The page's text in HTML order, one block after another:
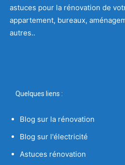
astuces pour la rénovation de
appartement, bureaux,
autres..
Quelques liens :
Blog sur la rénovation
Blog sur l'électricité
Astuces rénovation